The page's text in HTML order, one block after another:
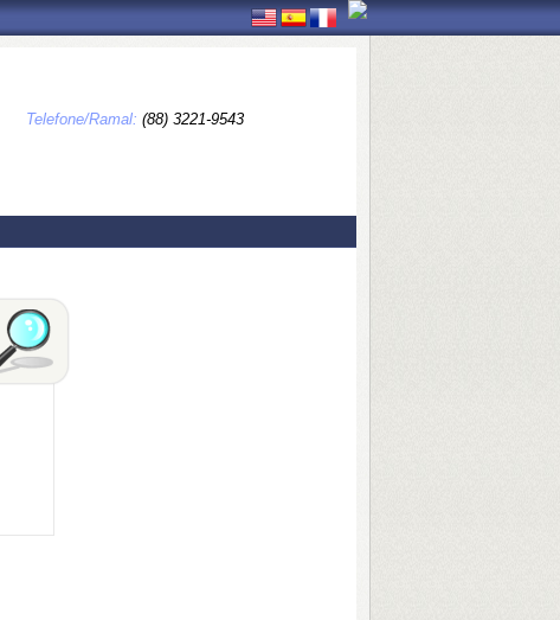
Telefone/Ramal: (88) 3221-9543